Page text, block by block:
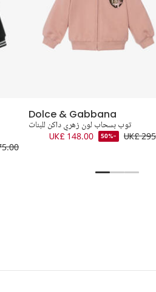
Dolce & Gabbana
توب بسحاب لون زهري داكن للبنات
UK£
-50%
UK£ 148.00